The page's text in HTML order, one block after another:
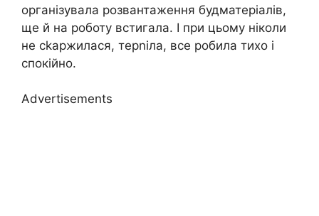
організувала розвантаження будматеріалів,
ще й на роботу встигала. І при цьому ніколи
не сkаржилася, терnіла, все робила тихо і
спокійно.
Advertisements